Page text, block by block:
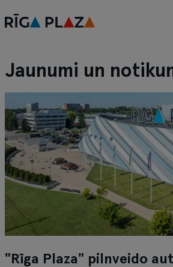
Jaunumi un
"Rīga Plaza" pilnveido